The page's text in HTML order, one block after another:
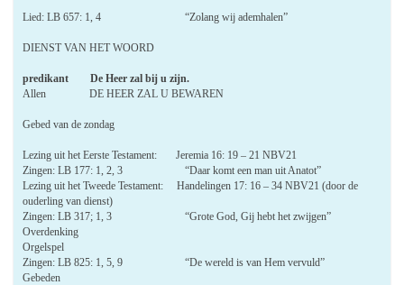
Lied: LB 657: 1, 4 “Zolang wij ademhalen”
DIENST VAN HET WOORD
predikant De Heer zal bij u zijn.
Allen DE HEER ZAL U BEWAREN
Gebed van de zondag
Lezing uit het Eerste Testament: Jeremia 16: 19 – 21 NBV21
Zingen: LB 177: 1, 2, 3 “Daar komt een man uit Anatot”
Lezing uit het Tweede Testament: Handelingen 17: 16 – 34 NBV21 (door de
ouderling van dienst)
Zingen: LB 317; 1, 3 “Grote God, Gij hebt het zwijgen”
Overdenking
Orgelspel
Zingen: LB 825: 1, 5, 9 “De wereld is van Hem vervuld”
Gebeden